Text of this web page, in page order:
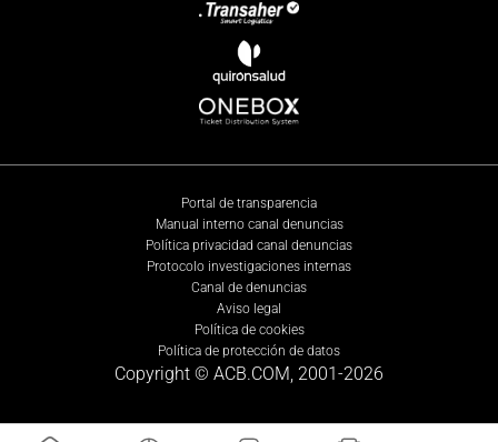
Portal de transparencia
Manual interno canal denuncias
Política privacidad canal denuncias
Protocolo investigaciones internas
Canal de denuncias
Aviso legal
Política de cookies
Política de protección de datos
Copyright © ACB.COM, 2001-2026